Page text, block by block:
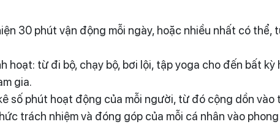
30 phút vận động mỗi ngày, hoặc nhiều nhất có thể,
hoạt: từ đi bộ, chạy bộ, bơi lội, tập yoga cho đến bất kỳ
gia.
số phút hoạt động của mỗi người, từ đó cộng dồn
trách nhiệm và đóng góp của mỗi cá nhân vào